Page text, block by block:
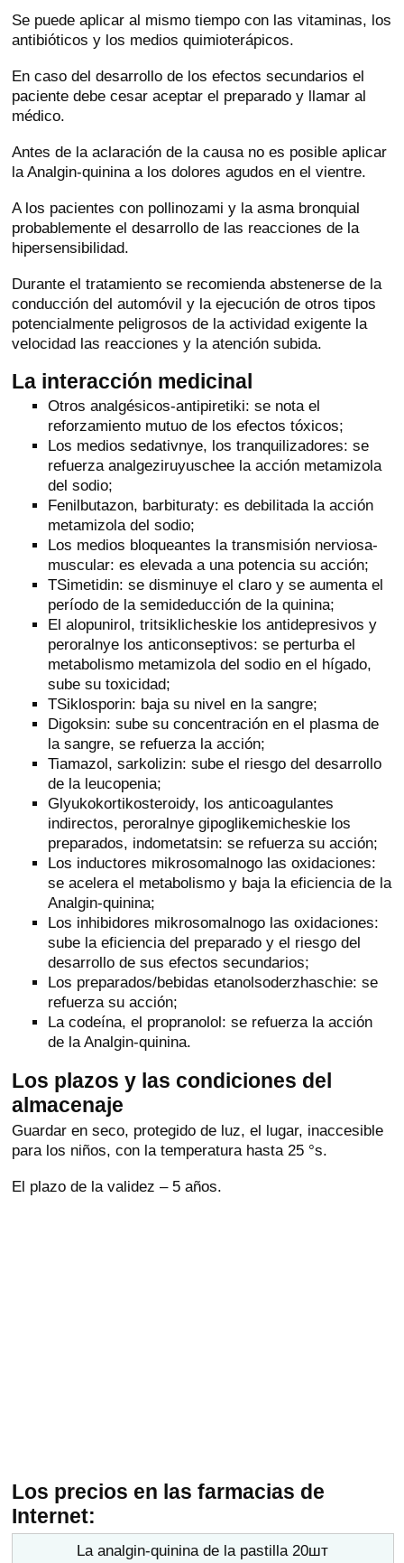
Se puede aplicar al mismo tiempo con las vitaminas, los
antibióticos y los medios quimioterápicos.
En caso del desarrollo de los efectos secundarios el
paciente debe cesar aceptar el preparado y llamar al
médico.
Antes de la aclaración de la causa no es posible aplicar
la Analgin-quinina a los dolores agudos en el vientre.
A los pacientes con pollinozami y la asma bronquial
probablemente el desarrollo de las reacciones de la
hipersensibilidad.
Durante el tratamiento se recomienda abstenerse de la
conducción del automóvil y la ejecución de otros tipos
potencialmente peligrosos de la actividad exigente la
velocidad las reacciones y la atención subida.
La interacción medicinal
Otros analgésicos-antipiretiki: se nota el
reforzamiento mutuo de los efectos tóxicos;
Los medios sedativnye, los tranquilizadores: se
refuerza analgeziruyuschee la acción metamizola
del sodio;
Fenilbutazon, barbituraty: es debilitada la acción
metamizola del sodio;
Los medios bloqueantes la transmisión nerviosa-
muscular: es elevada a una potencia su acción;
TSimetidin: se disminuye el claro y se aumenta el
período de la semideducción de la quinina;
El alopunirol, tritsiklicheskie los antidepresivos y
peroralnye los anticonseptivos: se perturba el
metabolismo metamizola del sodio en el hígado,
sube su toxicidad;
TSiklosporin: baja su nivel en la sangre;
Digoksin: sube su concentración en el plasma de
la sangre, se refuerza la acción;
Tiamazol, sarkolizin: sube el riesgo del desarrollo
de la leucopenia;
Glyukokortikosteroidy, los anticoagulantes
indirectos, peroralnye gipoglikemicheskie los
preparados, indometatsin: se refuerza su acción;
Los inductores mikrosomalnogo las oxidaciones:
se acelera el metabolismo y baja la eficiencia de la
Analgin-quinina;
Los inhibidores mikrosomalnogo las oxidaciones:
sube la eficiencia del preparado y el riesgo del
desarrollo de sus efectos secundarios;
Los preparados/bebidas etanolsoderzhaschie: se
refuerza su acción;
La codeína, el propranolol: se refuerza la acción
de la Analgin-quinina.
Los plazos y las condiciones del
almacenaje
Guardar en seco, protegido de luz, el lugar, inaccesible
para los niños, con la temperatura hasta 25 °s.
El plazo de la validez – 5 años.
Los precios en las farmacias de
Internet:
La analgin-quinina de la pastilla 20шт